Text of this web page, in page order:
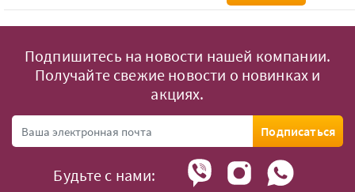
Подпишитесь на новости нашей компании.
Получайте свежие новости о новинках и
акциях.
Подписаться
Будьте с нами: